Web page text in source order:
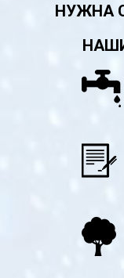
НУЖНА